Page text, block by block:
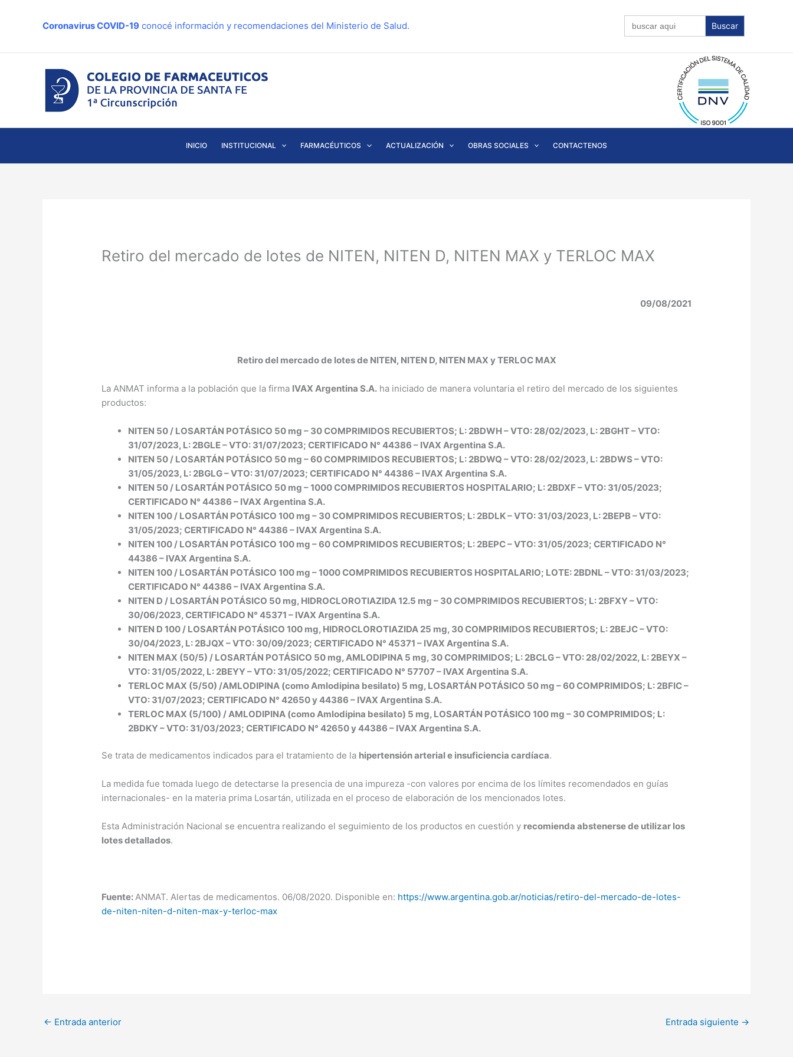
Coronavirus COVID-19 conocé información y recomendaciones del Ministerio de Salud.
Buscar:
INICIO INSTITUCIONAL FARMACÉUTICOS ACTUALIZACIÓN OBRAS SOCIALES CONTACTENOS
Retiro del mercado de lotes de NITEN, NITEN D, NITEN MAX y TERLOC MAX
09/08/2021
Retiro del mercado de lotes de NITEN, NITEN D, NITEN MAX y TERLOC MAX
La ANMAT informa a la población que la firma IVAX Argentina S.A. ha iniciado de manera voluntaria el retiro del mercado de los siguientes
productos:
NITEN 50 / LOSARTÁN POTÁSICO 50 mg – 30 COMPRIMIDOS RECUBIERTOS; L: 2BDWH – VTO: 28/02/2023, L: 2BGHT – VTO:
31/07/2023, L: 2BGLE – VTO: 31/07/2023; CERTIFICADO N° 44386 – IVAX Argentina S.A.
NITEN 50 / LOSARTÁN POTÁSICO 50 mg – 60 COMPRIMIDOS RECUBIERTOS; L: 2BDWQ – VTO: 28/02/2023, L: 2BDWS – VTO:
31/05/2023, L: 2BGLG – VTO: 31/07/2023; CERTIFICADO N° 44386 – IVAX Argentina S.A.
NITEN 50 / LOSARTÁN POTÁSICO 50 mg – 1000 COMPRIMIDOS RECUBIERTOS HOSPITALARIO; L: 2BDXF – VTO: 31/05/2023;
CERTIFICADO N° 44386 – IVAX Argentina S.A.
NITEN 100 / LOSARTÁN POTÁSICO 100 mg – 30 COMPRIMIDOS RECUBIERTOS; L: 2BDLK – VTO: 31/03/2023, L: 2BEPB – VTO:
31/05/2023; CERTIFICADO N° 44386 – IVAX Argentina S.A.
NITEN 100 / LOSARTÁN POTÁSICO 100 mg – 60 COMPRIMIDOS RECUBIERTOS; L: 2BEPC – VTO: 31/05/2023; CERTIFICADO N°
44386 – IVAX Argentina S.A.
NITEN 100 / LOSARTÁN POTÁSICO 100 mg – 1000 COMPRIMIDOS RECUBIERTOS HOSPITALARIO; LOTE: 2BDNL – VTO: 31/03/2023;
CERTIFICADO N° 44386 – IVAX Argentina S.A.
NITEN D / LOSARTÁN POTÁSICO 50 mg, HIDROCLOROTIAZIDA 12.5 mg – 30 COMPRIMIDOS RECUBIERTOS; L: 2BFXY – VTO:
30/06/2023, CERTIFICADO N° 45371 – IVAX Argentina S.A.
NITEN D 100 / LOSARTÁN POTÁSICO 100 mg, HIDROCLOROTIAZIDA 25 mg, 30 COMPRIMIDOS RECUBIERTOS; L: 2BEJC – VTO:
30/04/2023, L: 2BJQX – VTO: 30/09/2023; CERTIFICADO N° 45371 – IVAX Argentina S.A.
NITEN MAX (50/5) / LOSARTÁN POTÁSICO 50 mg, AMLODIPINA 5 mg, 30 COMPRIMIDOS; L: 2BCLG – VTO: 28/02/2022, L: 2BEYX –
VTO: 31/05/2022, L: 2BEYY – VTO: 31/05/2022; CERTIFICADO N° 57707 – IVAX Argentina S.A.
TERLOC MAX (5/50) /AMLODIPINA (como Amlodipina besilato) 5 mg, LOSARTÁN POTÁSICO 50 mg – 60 COMPRIMIDOS; L: 2BFIC –
VTO: 31/07/2023; CERTIFICADO N° 42650 y 44386 – IVAX Argentina S.A.
TERLOC MAX (5/100) / AMLODIPINA (como Amlodipina besilato) 5 mg, LOSARTÁN POTÁSICO 100 mg – 30 COMPRIMIDOS; L:
2BDKY – VTO: 31/03/2023; CERTIFICADO N° 42650 y 44386 – IVAX Argentina S.A.
Se trata de medicamentos indicados para el tratamiento de la hipertensión arterial e insuficiencia cardíaca.
La medida fue tomada luego de detectarse la presencia de una impureza -con valores por encima de los límites recomendados en guías
internacionales- en la materia prima Losartán, utilizada en el proceso de elaboración de los mencionados lotes.
Esta Administración Nacional se encuentra realizando el seguimiento de los productos en cuestión y recomienda abstenerse de utilizar los
lotes detallados.
Fuente:ANMAT. Alertas de medicamentos. 06/08/2020. Disponible en: https://www.argentina.gob.ar/noticias/retiro-del-mercado-de-lotes-
de-niten-niten-d-niten-max-y-terloc-max
← Entrada anterior Entrada siguiente →